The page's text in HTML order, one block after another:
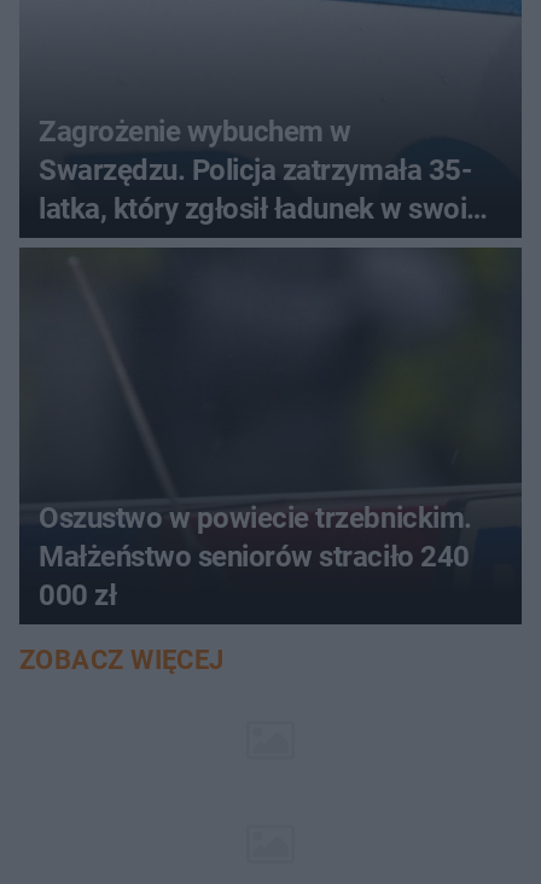
Zagrożenie wybuchem w
Swarzędzu. Policja zatrzymała 35-
latka, który zgłosił ładunek w swoim
aucie
Oszustwo w powiecie trzebnickim.
Małżeństwo seniorów straciło 240
000 zł
ZOBACZ WIĘCEJ